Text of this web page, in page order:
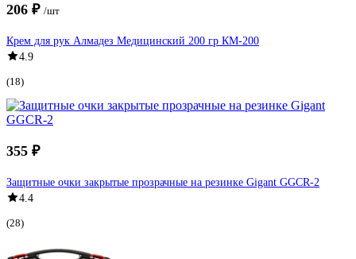
206 ₽ /шт
Крем для рук Алмадез Медицинский 200 гр КМ-200
4.9
(18)
355 ₽
Защитные очки закрытые прозрачные на резинке Gigant GGСR-2
4.4
(28)